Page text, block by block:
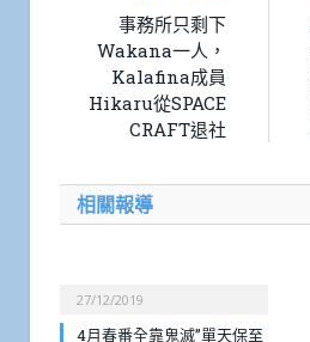
事務所只剩下
Wakana一人，
Kalafina成員
Hikaru從SPACE
CRAFT退社
相關報導
27/12/2019
4月春番全靠鬼滅”單天保至